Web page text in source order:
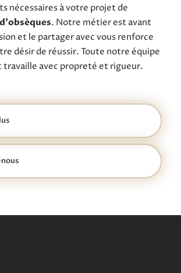
nécessaires à votre projet de
. Notre métier est avant
et le partager avec vous renforce
désir de réussir. Toute notre équipe
travaille avec propreté et rigueur.